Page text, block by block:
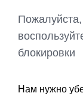
блокировки
Нам нужно